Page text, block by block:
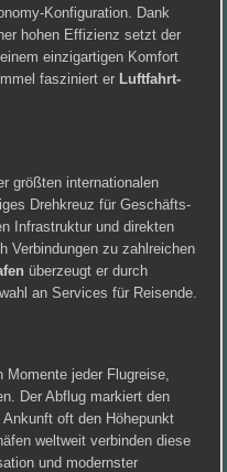
Konfiguration. Dank
hohen Effizienz setzt der
einzigartigen Komfort
fasziniert er Luftfahrt-
größten internationalen
Drehkreuz für Geschäfts-
Infrastruktur und direkten
Verbindungen zu zahlreichen
überzeugt er durch
an Services für Reisende.
Momente jeder Flugreise,
Der Abflug markiert den
oft den Höhepunkt
weltweit verbinden diese
und modernster